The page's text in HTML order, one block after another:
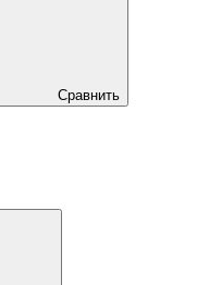
Сравнить